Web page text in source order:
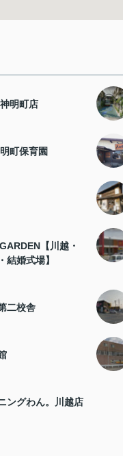
明町店
町保育園
【川越・
結婚式場】
二校舎
ングわん。川越店